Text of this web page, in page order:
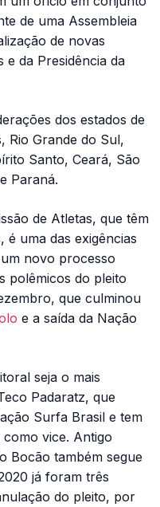
de uma Assembleia
de novas
e da Presidência da
dos estados de
Rio Grande do Sul,
Santo, Ceará, São
Paraná.
de Atletas, que têm
é uma das exigências
novo processo
polêmicos do pleito
que culminou
e a saída da Nação
seja o mais
Padaratz, que
Surfa Brasil e tem
vice. Antigo
Bocão também segue
já foram três
do pleito, por